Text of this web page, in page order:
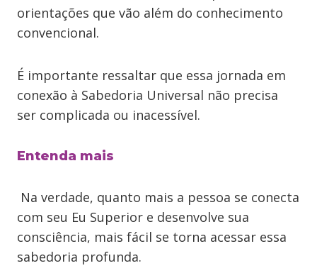
orientações que vão além do conhecimento
convencional.
É importante ressaltar que essa jornada em
conexão à Sabedoria Universal não precisa
ser complicada ou inacessível.
Entenda mais
Na verdade, quanto mais a pessoa se conecta
com seu Eu Superior e desenvolve sua
consciência, mais fácil se torna acessar essa
sabedoria profunda.